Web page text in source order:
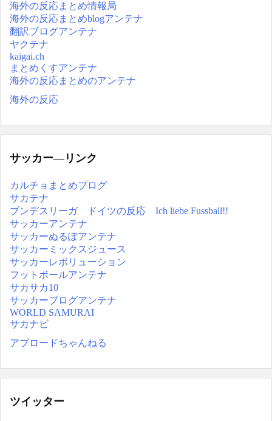
海外の反応まとめ情報局
海外の反応まとめblogアンテナ
翻訳ブログアンテナ
ヤクテナ
kaigai.ch
まとめくすアンテナ
海外の反応まとめのアンテナ
海外の反応
サッカー―リンク
カルチョまとめブログ
サカテナ
ブンデスリーガ ドイツの反応 Ich liebe Fussball!!
サッカーアンテナ
サッカーぬるぽアンテナ
サッカーミックスジュース
サッカーレボリューション
フットボールアンテナ
サカサカ10
サッカーブログアンテナ
WORLD SAMURAI
サカナビ
アブロードちゃんねる
ツイッター